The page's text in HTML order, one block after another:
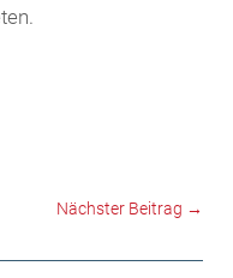
Nächster Beitrag →